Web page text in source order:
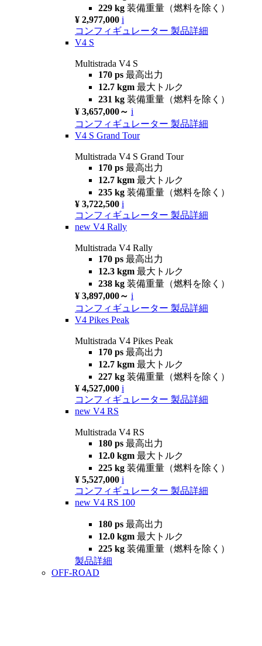
229 kg 装備重量（燃料を除く）
¥ 2,977,000 i
コンフィギュレーター 製品詳細
V4 S
Multistrada V4 S
170 ps 最高出力
12.7 kgm 最大トルク
231 kg 装備重量（燃料を除く）
¥ 3,657,000～ i
コンフィギュレーター 製品詳細
V4 S Grand Tour
Multistrada V4 S Grand Tour
170 ps 最高出力
12.7 kgm 最大トルク
235 kg 装備重量（燃料を除く）
¥ 3,722,500 i
コンフィギュレーター 製品詳細
new V4 Rally
Multistrada V4 Rally
170 ps 最高出力
12.3 kgm 最大トルク
238 kg 装備重量（燃料を除く）
¥ 3,897,000～ i
コンフィギュレーター 製品詳細
V4 Pikes Peak
Multistrada V4 Pikes Peak
170 ps 最高出力
12.7 kgm 最大トルク
227 kg 装備重量（燃料を除く）
¥ 4,527,000 i
コンフィギュレーター 製品詳細
new V4 RS
Multistrada V4 RS
180 ps 最高出力
12.0 kgm 最大トルク
225 kg 装備重量（燃料を除く）
¥ 5,527,000 i
コンフィギュレーター 製品詳細
new V4 RS 100
180 ps 最高出力
12.0 kgm 最大トルク
225 kg 装備重量（燃料を除く）
製品詳細
OFF-ROAD